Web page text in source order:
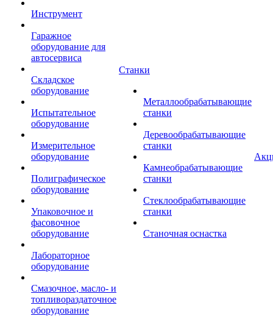
Инструмент
Гаражное
оборудование для
автосервиса
Складское
оборудование
Испытательное
оборудование
Измерительное
оборудование
Полиграфическое
оборудование
Упаковочное и
фасовочное
оборудование
Лабораторное
оборудование
Смазочное, масло- и
топливораздаточное
оборудование
Станки
Металлообрабатывающие
станки
Деревообрабатывающие
станки
Камнеобрабатывающие
станки
Стеклообрабатывающие
станки
Станочная оснастка